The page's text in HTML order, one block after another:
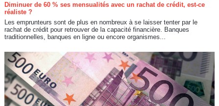
Diminuer de 60 % ses mensualités avec un rachat de crédit, est-ce
réaliste ?
Les emprunteurs sont de plus en nombreux à se laisser tenter par le
rachat de crédit pour retrouver de la capacité financière. Banques
traditionnelles, banques en ligne ou encore organismes...